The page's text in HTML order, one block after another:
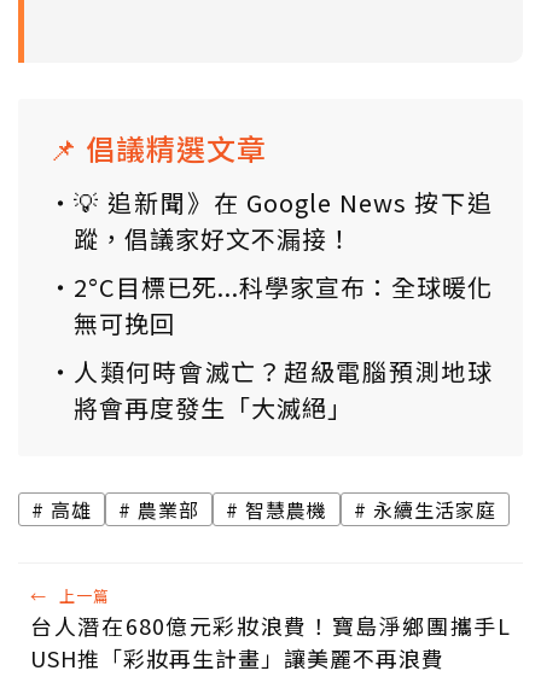
📌 倡議精選文章
💡 追新聞》在 Google News 按下追
蹤，倡議家好文不漏接！
2°C目標已死...科學家宣布：全球暖化
無可挽回
人類何時會滅亡？超級電腦預測地球
將會再度發生「大滅絕」
高雄 農業部 智慧農機 永續生活家庭
← 上一篇
台人潛在680億元彩妝浪費！寶島淨鄉團攜手L
USH推「彩妝再生計畫」讓美麗不再浪費